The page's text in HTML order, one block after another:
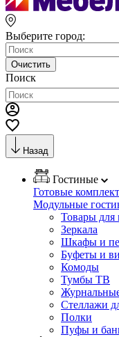
Выберите город:
Очистить
Поиск
Назад
Гостиные
Готовые
Модульные
Товары для
Зеркала
Шкафы и
Буфеты и
Комоды
Тумбы ТВ
Стеллажи
Полки
Пуфы и